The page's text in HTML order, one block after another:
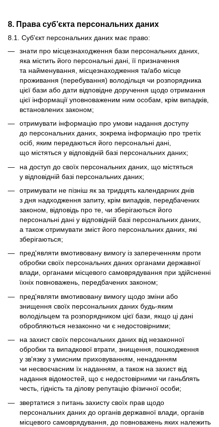
8. Права суб’єкта персональних даних
8.1. Суб'єкт персональних даних має право:
знати про місцезнаходження бази персональних даних,
яка містить його персональні дані, її призначення
та найменування, місцезнаходження та/або місце
проживання (перебування) володільця чи розпорядника
цієї бази або дати відповідне доручення щодо отримання
цієї інформації уповноваженим ним особам, крім випадків,
встановлених законом;
отримувати інформацію про умови надання доступу
до персональних даних, зокрема інформацію про третіх
осіб, яким передаються його персональні дані,
що містяться у відповідній базі персональних даних;
на доступ до своїх персональних даних, що містяться
у відповідній базі персональних даних;
отримувати не пізніш як за тридцять календарних днів
з дня надходження запиту, крім випадків, передбачених
законом, відповідь про те, чи зберігаються його
персональні дані у відповідній базі персональних даних,
а також отримувати зміст його персональних даних, які
зберігаються;
пред'являти вмотивовану вимогу із запереченням проти
обробки своїх персональних даних органами державної
влади, органами місцевого самоврядування при здійсненні
їхніх повноважень, передбачених законом;
пред'являти вмотивовану вимогу щодо зміни або
знищення своїх персональних даних будь-яким
володільцем та розпорядником цієї бази, якщо ці дані
обробляються незаконно чи є недостовірними;
на захист своїх персональних даних від незаконної
обробки та випадкової втрати, знищення, пошкодження
у зв'язку з умисним приховуванням, ненаданням
чи несвоєчасним їх наданням, а також на захист від
надання відомостей, що є недостовірними чи ганьблять
честь, гідність та ділову репутацію фізичної особи;
звертатися з питань захисту своїх прав щодо
персональних даних до органів державної влади, органів
місцевого самоврядування, до повноважень яких належить